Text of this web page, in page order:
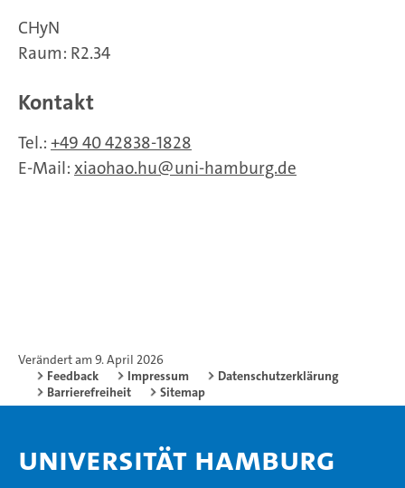
CHyN
Raum: R2.34
Kontakt
Tel.: +49 40 42838-1828
E-Mail: xiaohao.hu uni-hamburg.de
Verändert am 9. April 2026
Feedback
Impressum
Datenschutzerklärung
Barrierefreiheit
Sitemap
Universität Hamburg